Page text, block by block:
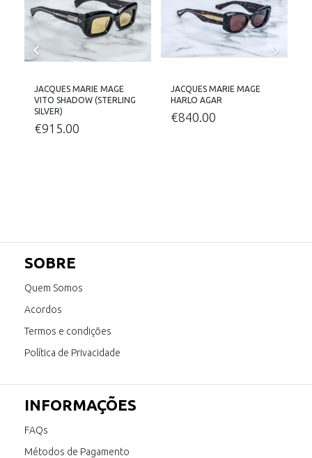
JACQUES MARIE MAGE
VITO SHADOW (STERLING
SILVER)
€915.00
JACQUES MARIE MAGE
HARLO AGAR
€840.00
SOBRE
Quem Somos
Acordos
Termos e condições
Política de Privacidade
INFORMAÇÕES
FAQs
Métodos de Pagamento